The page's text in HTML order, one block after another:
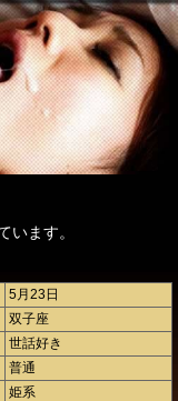
います。
5月23日
双子座
世話好き
普通
姫系